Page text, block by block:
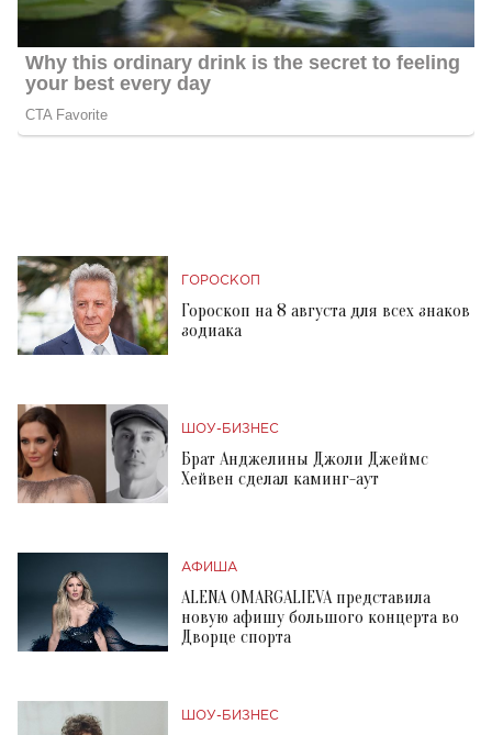
ГОРОСКОП
Гороскоп на 8 августа для всех знаков
зодиака
ШОУ-БИЗНЕС
Брат Анджелины Джоли Джеймс
Хейвен сделал каминг-аут
АФИША
ALENA OMARGALIEVA представила
новую афишу большого концерта во
Дворце спорта
ШОУ-БИЗНЕС